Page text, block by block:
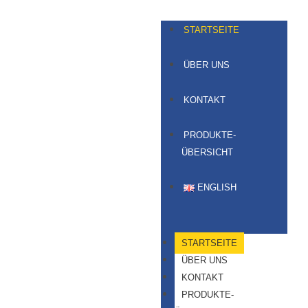
STARTSEITE
ÜBER UNS
KONTAKT
PRODUKTE-
ÜBERSICHT
ENGLISH
STARTSEITE
ÜBER UNS
KONTAKT
PRODUKTE-